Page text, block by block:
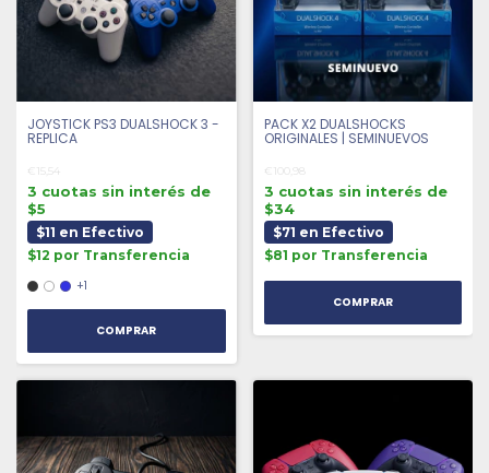
JOYSTICK PS3 DUALSHOCK 3 -
REPLICA
€15,54
3 cuotas sin interés de
$5
$11 en Efectivo
$12 por Transferencia
+1
COMPRAR
PACK X2 DUALSHOCKS
ORIGINALES | SEMINUEVOS
€100,98
3 cuotas sin interés de
$34
$71 en Efectivo
$81 por Transferencia